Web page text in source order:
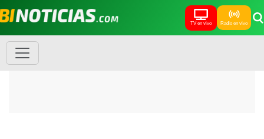
TV en vivo Radio en vivo